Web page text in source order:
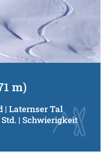
m)
| Laternser Tal
Std. | Schwierigkeit